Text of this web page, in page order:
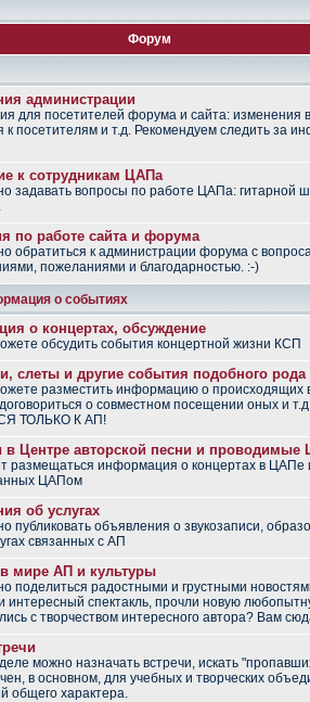
Форум
администрации
для посетителей форума и сайта: изменения
посетителям и т.д. Рекомендуем следить за
к сотрудникам ЦАПа
задавать вопросы по работе ЦАПа: гитарной
по работе сайта и форума
обратиться к администрации форума с
пожеланиями и благодарностью. :-)
о событиях
о концертах, обсуждение
обсудить события концертной жизни КСП
слеты и другие события подобного рода
разместить информацию о
о совместном посещении оных и
ТОЛЬКО К АП!
в Центре авторской песни и
размещаться информация о концертах в ЦАПе
ЦАПом
об услугах
публиковать объявления о звукозаписи,
связанных с АП
мире АП и культуры
поделиться радостными и грустными
интересный спектакль, прочли новую
с творчеством интересного автора? Вам
можно назначать встречи, искать
в основном, для учебных и творческих
общего характера.